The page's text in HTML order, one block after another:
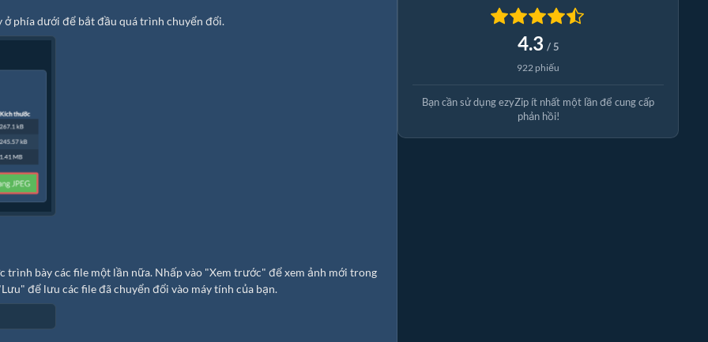
ở phía dưới để bắt đầu quá trình chuyển đổi.
bày các file một lần nữa. Nhấp vào "Xem trước" để xem ảnh mới trong
để lưu các file đã chuyển đổi vào máy tính của bạn.
4.3 / 5
922 phiếu
Bạn cần sử dụng ezyZip ít nhất một lần để cung cấp
phản hồi!